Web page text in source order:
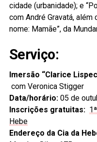
cidade (urbanidade); e
com André Gravatá,
nome: Mamãe”, da
Serviço:
Imersão “Clarice
com Veronica Stigger
Data/horário: 05 de
Inscrições gratuitas:
Hebe
Endereço da Cia da